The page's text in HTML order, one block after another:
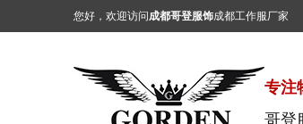
您好，欢迎访问成都哥登服饰成都工作服厂家
专注
哥登